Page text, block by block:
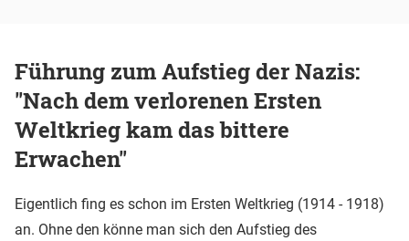
Führung zum Aufstieg der Nazis:
"Nach dem verlorenen Ersten
Weltkrieg kam das bittere
Erwachen"
Eigentlich fing es schon im Ersten Weltkrieg (1914 - 1918)
an. Ohne den könne man sich den Aufstieg des